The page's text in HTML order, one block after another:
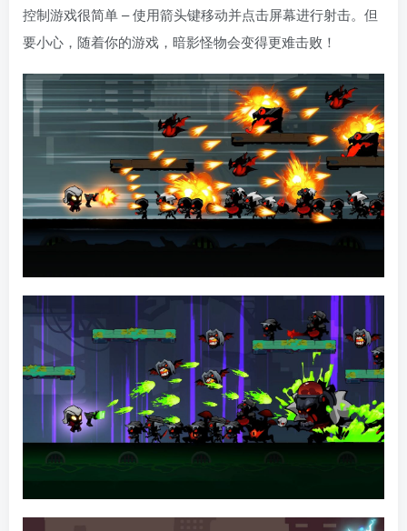
控制游戏很简单 – 使用箭头键移动并点击屏幕进行射击。但
要小心，随着你的游戏，暗影怪物会变得更难击败！